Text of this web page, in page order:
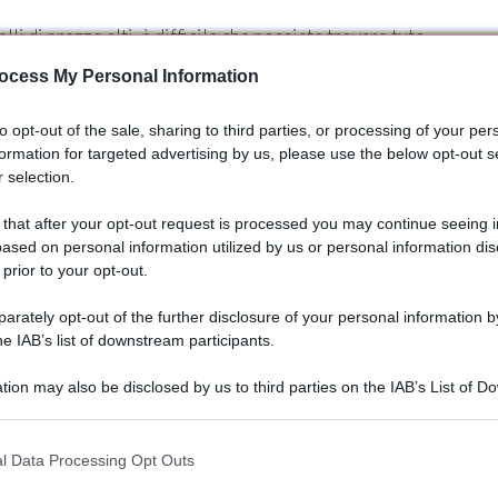
My Personal Information
opt-out of the sale, sharing to third parties, or processing of your
for targeted advertising by us, please use the below opt-out
selection.
that after your opt-out request is processed you may continue seeing
on personal information utilized by us or personal information
to your opt-out.
opt-out of the further disclosure of your personal information
IAB’s list of downstream participants.
may also be disclosed by us to third parties on the IAB’s List of
including but not limited to your visit or usage behaviour. You may
Data Processing Opt Outs
di prezzo alti, è difficile che possiate trovare tute
realizzati con materiali leggeri che hanno una
cui si deciderà di aquistare la tuta. Le tute antipioggia,
le quali bisogna essere ben visibili. Proprio per
una tuta fluo,
almeno per quanto riguarda la parte